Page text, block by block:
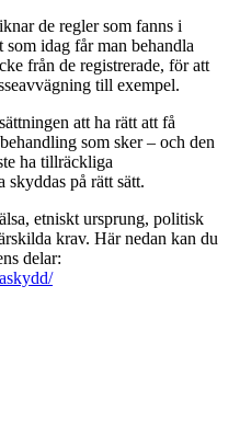
de regler som fanns i
som idag får man behandla
från de registrerade, för att
till exempel.
att ha rätt att få
som sker – och den
ha tillräckliga
skyddas på rätt sätt.
etniskt ursprung, politisk
krav. Här nedan kan du
delar: